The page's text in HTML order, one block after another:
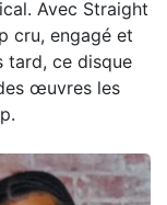
Avec Straight
cru, engagé et
tard, ce disque
œuvres les